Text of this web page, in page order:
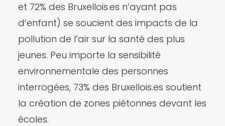
et 72% des Bruxellois.es n’ayant pas
d’enfant) se soucient des impacts de la
pollution de l’air sur la santé des plus
jeunes. Peu importe la sensibilité
environnementale des personnes
interrogées, 73% des Bruxellois.es soutient
la création de zones piétonnes devant les
écoles.